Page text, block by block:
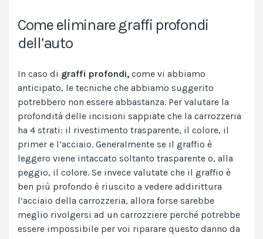
Come eliminare graffi profondi
dell’auto
In caso di graffi profondi, come vi abbiamo
anticipato, le tecniche che abbiamo suggerito
potrebbero non essere abbastanza. Per valutare la
profondità delle incisioni sappiate che la carrozzeria
ha 4 strati: il rivestimento trasparente, il colore, il
primer e l’acciaio. Generalmente se il graffio è
leggero viene intaccato soltanto trasparente o, alla
peggio, il colore. Se invece valutate che il graffio è
ben più profondo è riuscito a vedere addirittura
l’acciaio della carrozzeria, allora forse sarebbe
meglio rivolgersi ad un carrozziere perché potrebbe
essere impossibile per voi riparare questo danno da